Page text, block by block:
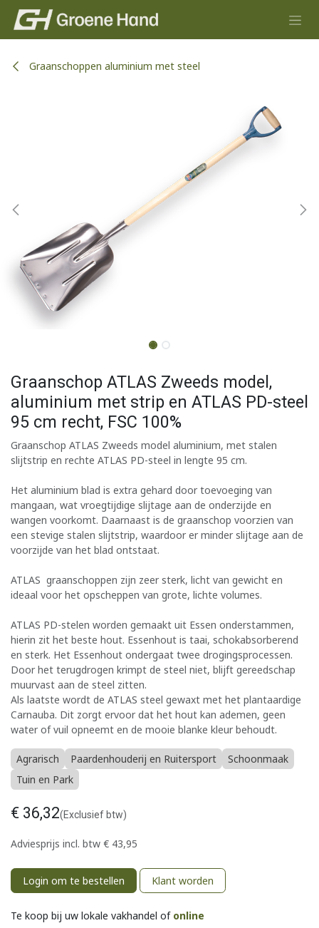
Overslaan naar inhoud
Graanschoppen aluminium met steel
Graanschop ATLAS Zweeds model,
aluminium met strip en ATLAS PD-steel
95 cm recht, FSC 100%
Graanschop ATLAS Zweeds model aluminium, met stalen
slijtstrip en rechte ATLAS PD-steel in lengte 95 cm.
Het aluminium blad is extra gehard door toevoeging van
mangaan, wat vroegtijdige slijtage aan de onderzijde en
wangen voorkomt. Daarnaast is de graanschop voorzien van
een stevige stalen slijtstrip, waardoor er minder slijtage aan de
voorzijde van het blad ontstaat.
ATLAS graanschoppen zijn zeer sterk, licht van gewicht en
ideaal voor het opscheppen van grote, lichte volumes.
ATLAS PD-stelen worden gemaakt uit Essen onderstammen,
hierin zit het beste hout. Essenhout is taai, schokabsorberend
en sterk. Het Essenhout ondergaat twee drogingsprocessen.
Door het terugdrogen krimpt de steel niet, blijft gereedschap
muurvast aan de steel zitten.
Als laatste wordt de ATLAS steel gewaxt met het plantaardige
Carnauba. Dit zorgt ervoor dat het hout kan ademen, geen
water of vuil opneemt en de mooie blanke kleur behoudt.
Agrarisch Paardenhouderij en Ruitersport
Schoonmaak
Tuin en Park
€ 36,32(Exclusief btw)
Adviesprijs incl. btw € 43,95
Login om te bestellen Klant worden
Te koop bij uw lokale vakhandel of online